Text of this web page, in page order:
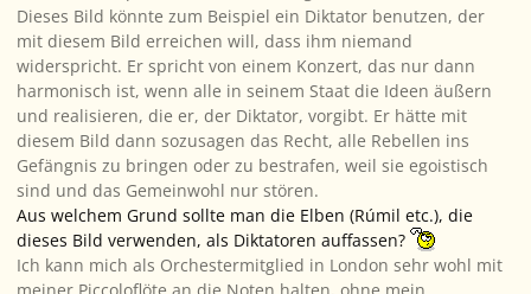
Dieses Bild könnte zum Beispiel ein Diktator benutzen, der
mit diesem Bild erreichen will, dass ihm niemand
widerspricht. Er spricht von einem Konzert, das nur dann
harmonisch ist, wenn alle in seinem Staat die Ideen äußern
und realisieren, die er, der Diktator, vorgibt. Er hätte mit
diesem Bild dann sozusagen das Recht, alle Rebellen ins
Gefängnis zu bringen oder zu bestrafen, weil sie egoistisch
sind und das Gemeinwohl nur stören.
Aus welchem Grund sollte man die Elben (Rúmil etc.), die
dieses Bild verwenden, als Diktatoren auffassen?
Ich kann mich als Orchestermitglied in London sehr wohl mit
meiner Piccoloflöte an die Noten halten, ohne mein